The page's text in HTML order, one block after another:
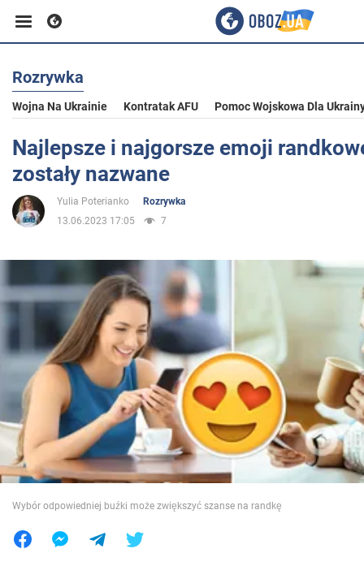
Biznes
Sport
Rozrywka
Polityka
Społeczeństwo
Wojna na Ukrainie
Świat
Jedzenie
Rozrywka
Wojna Na Ukrainie Kontratak AFU Pomoc Wojskowa Dla
Najlepsze i najgorsze emoji
zostały nazwane
Yulia Poterianko
Rozrywka
13.06.2023 17:05
7
Wybór odpowiedniej buźki może zwiększyć szanse na randkę